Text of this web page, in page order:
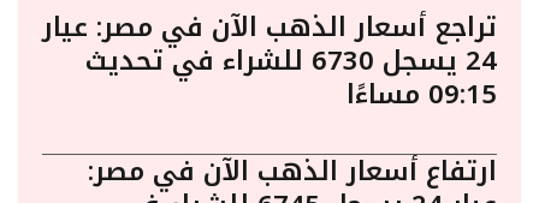
تراجع أسعار الذهب الآن في مصر: عيار
24 يسجل 6730 للشراء في تحديث
09:15 مساءًا
ارتفاع أسعار الذهب الآن في مصر: